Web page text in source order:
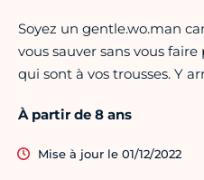
Soyez un gentle.wo.man
vous sauver sans vous
qui sont à vos trousses. Y
À partir de 8 ans
Mise à jour le 01/12/2022